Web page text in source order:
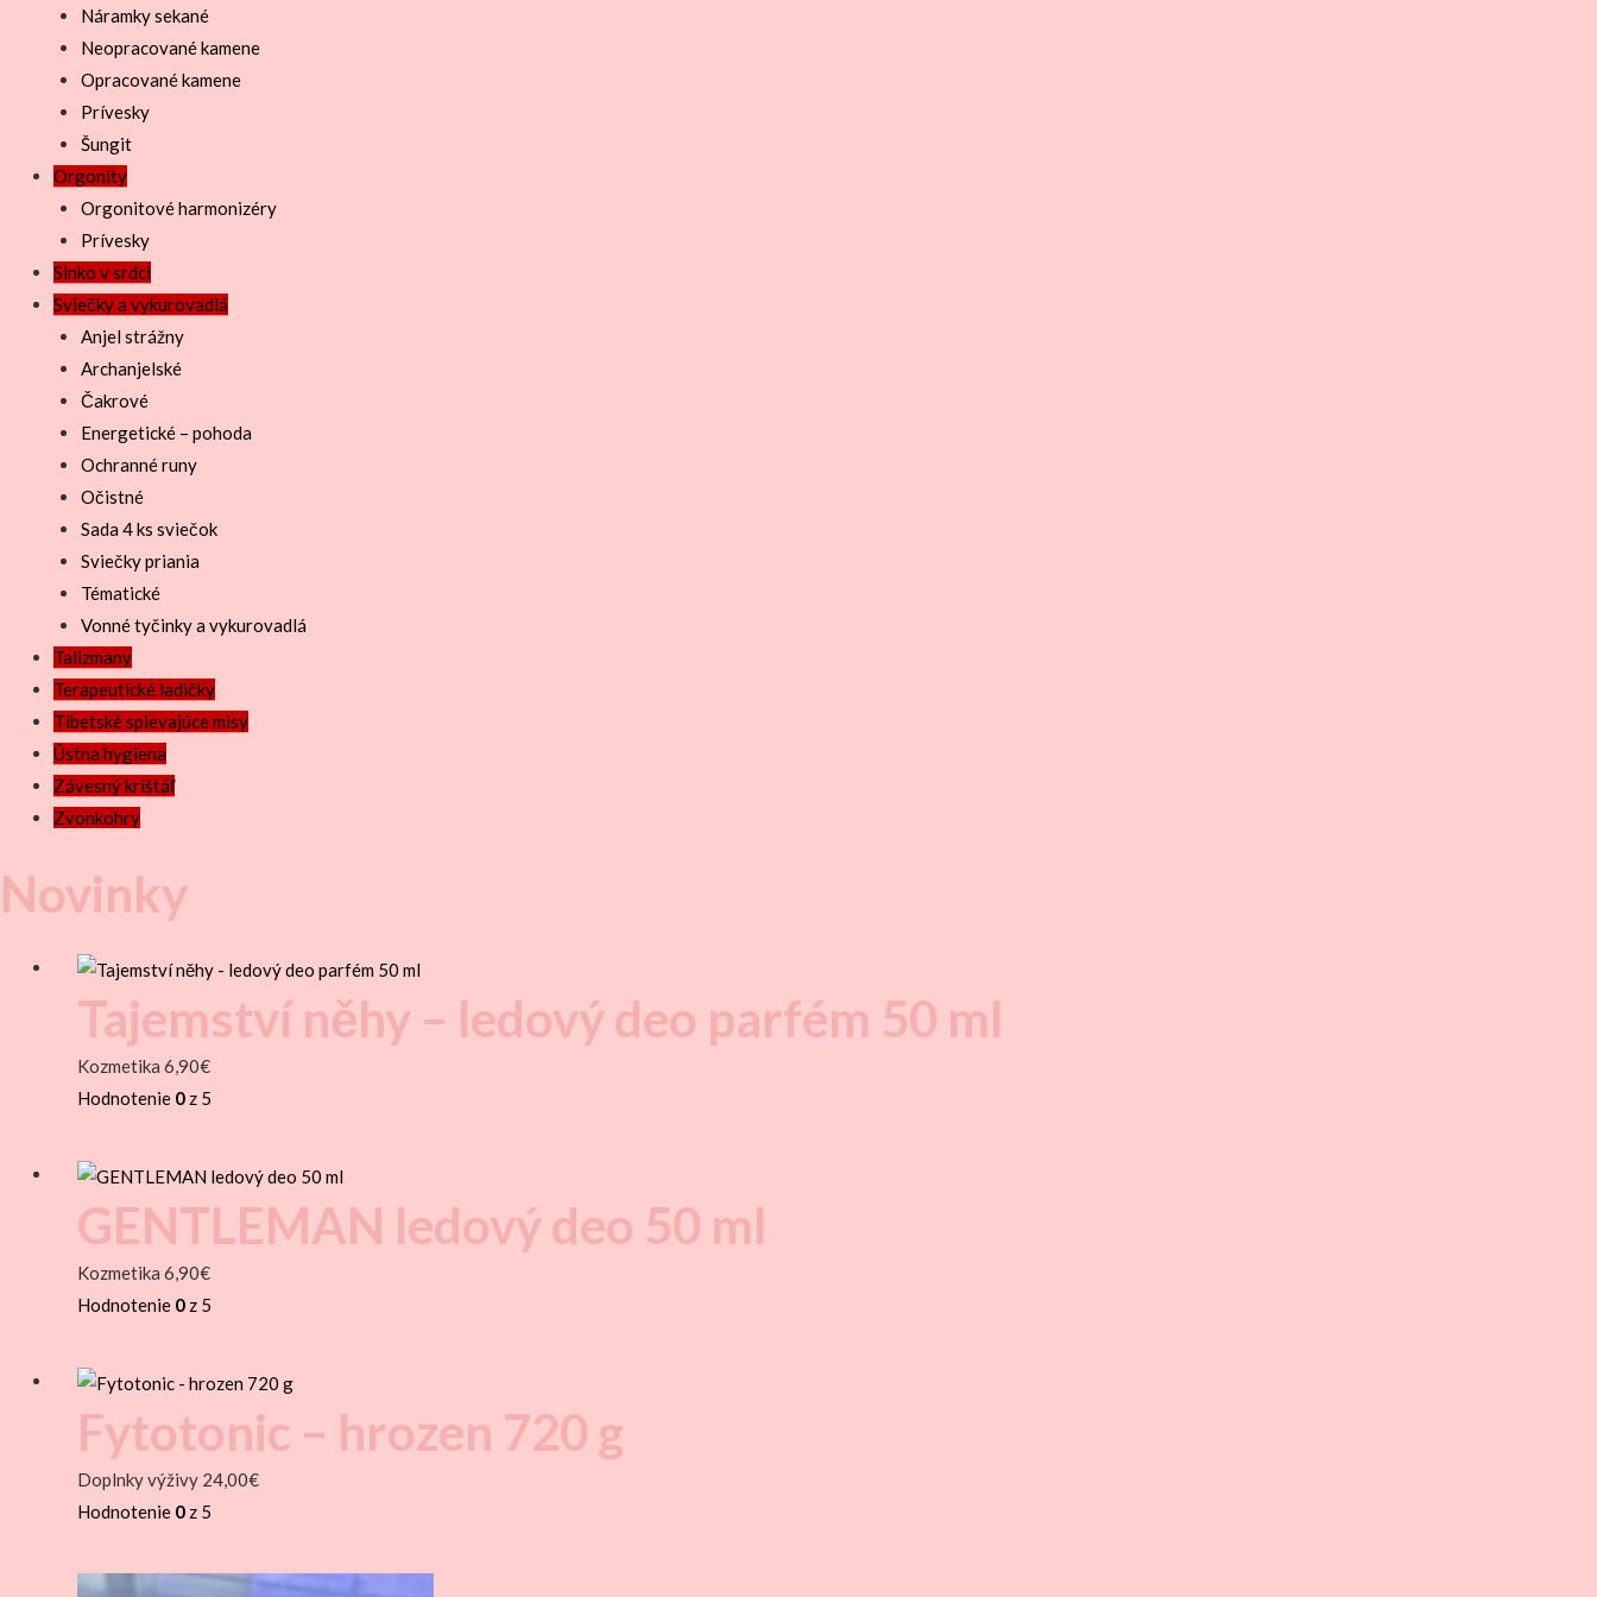
Náramky sekané
Neopracované kamene
Opracované kamene
Prívesky
Šungit
Orgonity
Orgonitové harmonizéry
Prívesky
Slnko v srdci
Sviečky a vykurovadlá
Anjel strážny
Archanjelské
Čakrové
Energetické – pohoda
Ochranné runy
Očistné
Sada 4 ks sviečok
Sviečky priania
Tématické
Vonné tyčinky a vykurovadlá
Talizmany
Terapeutické ladičky
Tibetské spievajúce misy
Ústna hygiena
Závesný krištáľ
Zvonkohry
Novinky
Tajemství něhy – ledový deo parfém 50 ml
Kozmetika 6,90€
Hodnotenie 0 z 5
GENTLEMAN ledový deo 50 ml
Kozmetika 6,90€
Hodnotenie 0 z 5
Fytotonic – hrozen 720 g
Doplnky výživy 24,00€
Hodnotenie 0 z 5